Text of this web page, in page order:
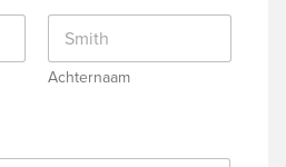
Achternaam